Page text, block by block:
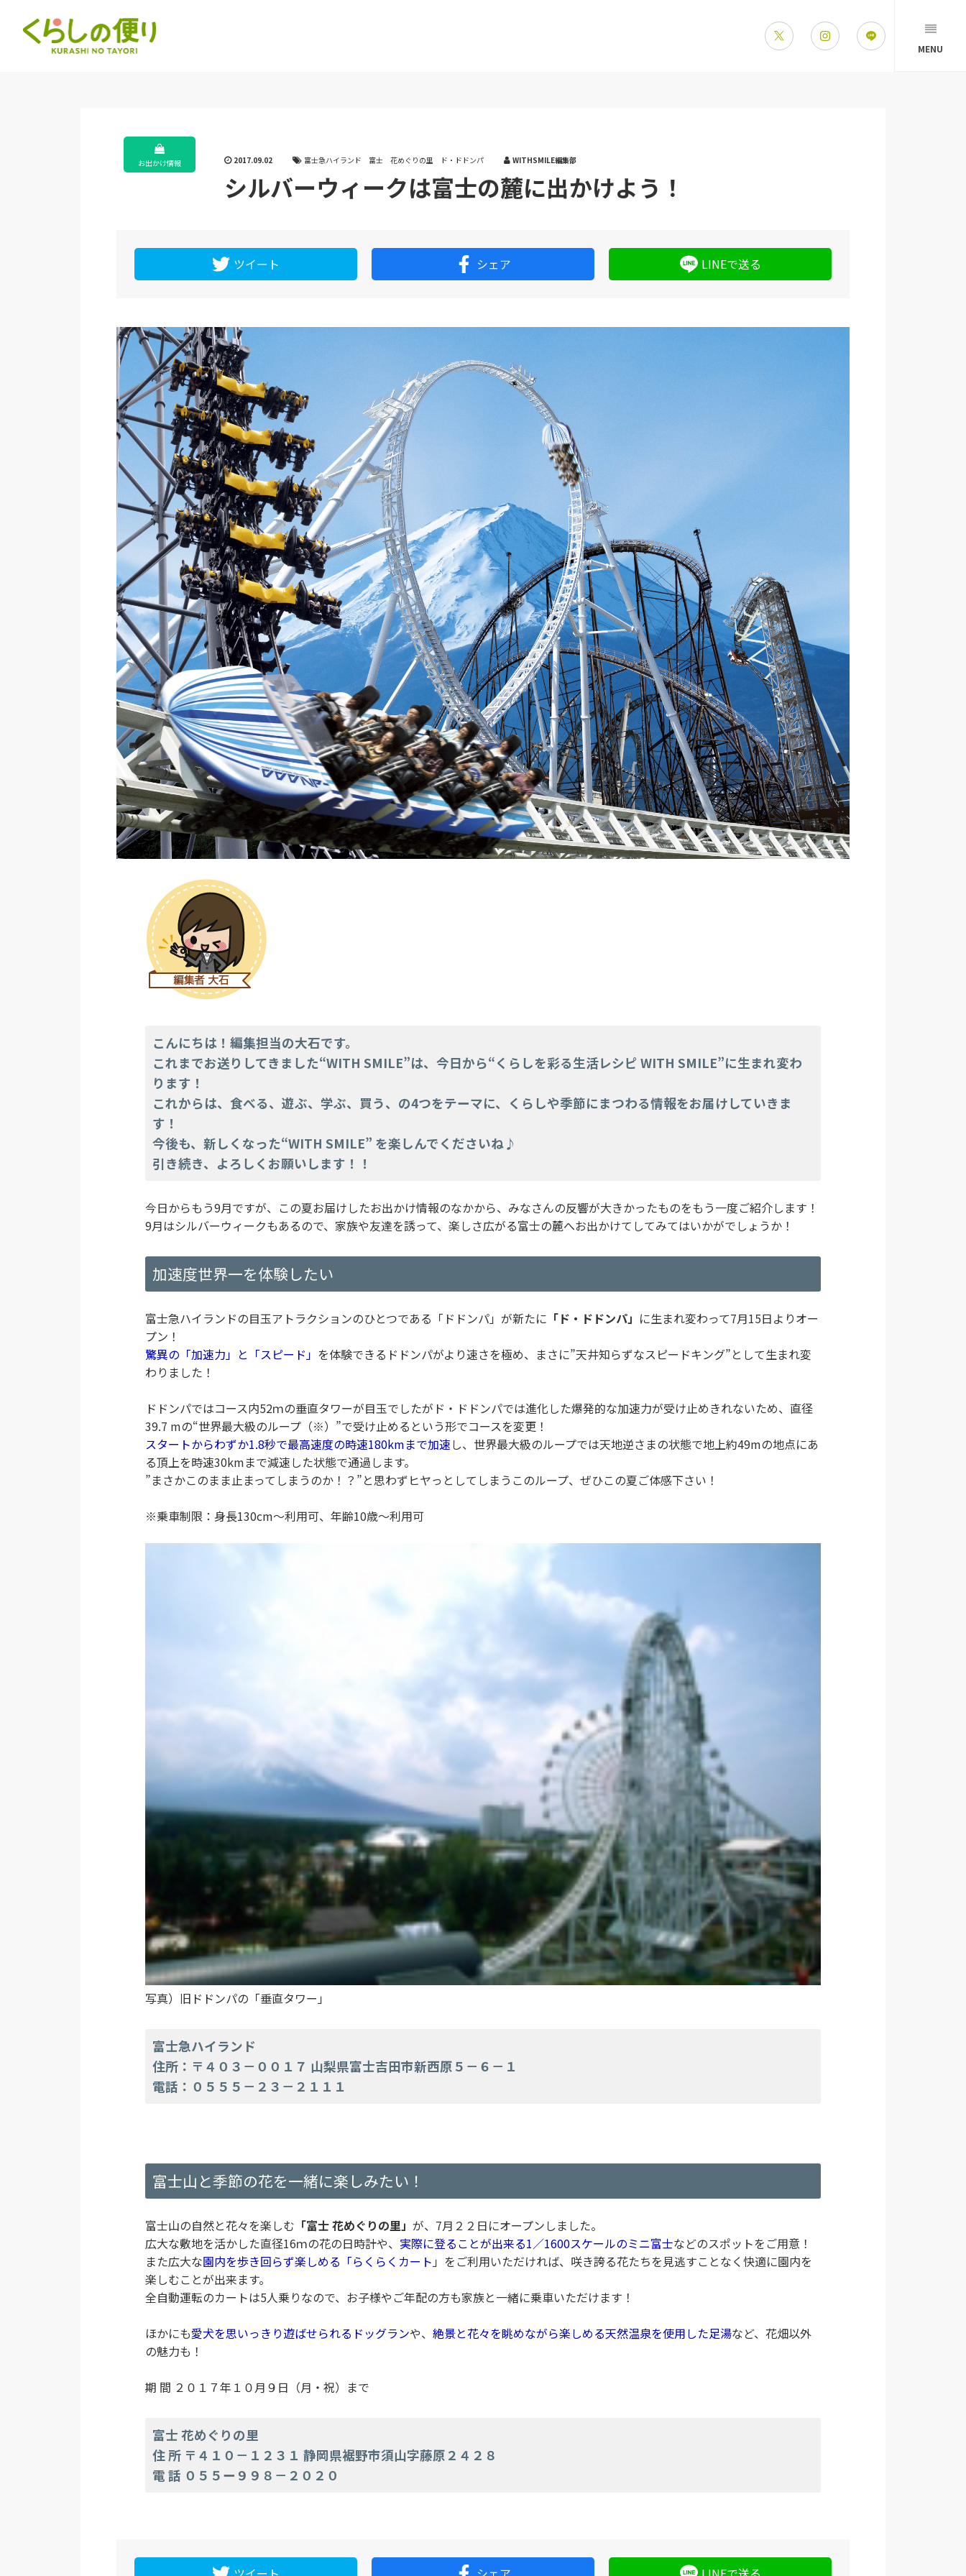
MENU
お出かけ情報 2017.09.02 富士急ハイランド 富士 花めぐりの里 ド・ドドンパ WITHSMILE編集部
シルバーウィークは富士の麓に出かけよう！
ツイート シェア LINEで送る
こんにちは！編集担当の大石です。
これまでお送りしてきました“WITH SMILE”は、今日から“くらしを彩る生活レシピ WITH SMILE”に生まれ変わ
ります！
これからは、食べる、遊ぶ、学ぶ、買う、の4つをテーマに、くらしや季節にまつわる情報をお届けしていきま
す！
今後も、新しくなった“WITH SMILE” を楽しんでくださいね♪
引き続き、よろしくお願いします！！
今日からもう9月ですが、この夏お届けしたお出かけ情報のなかから、みなさんの反響が大きかったものをもう一度ご紹介します！
9月はシルバーウィークもあるので、家族や友達を誘って、楽しさ広がる富士の麓へお出かけてしてみてはいかがでしょうか！
加速度世界一を体験したい
富士急ハイランドの目玉アトラクションのひとつである「ドドンパ」が新たに 「ド・ドドンパ」 に生まれ変わって7月15日よりオー
プン！
驚異の「加速力」と「スピード」 を体験できるドドンパがより速さを極め、まさに”天井知らずなスピードキング”として生まれ変
わりました！
ドドンパではコース内52ｍの垂直タワーが目玉でしたがド・ドドンパでは進化した爆発的な加速力が受け止めきれないため、直径
39.7 mの“世界最大級のループ（※）”で受け止めるという形でコースを変更！
スタートからわずか1.8秒で最高速度の時速180kmまで加速し、世界最大級のループでは天地逆さまの状態で地上約49mの地点にあ
る頂上を時速30kmまで減速した状態で通過します。
”まさかこのまま止まってしまうのか！？”と思わずヒヤっとしてしまうこのループ、ぜひこの夏ご体感下さい！
※乗車制限：身長130cm〜利用可、年齢10歳〜利用可
写真）旧ドドンパの「垂直タワー」
富士急ハイランド
住所：〒４０３－００１７ 山梨県富士吉田市新西原５－６－１
電話：０５５５－２３－２１１１
富士山と季節の花を一緒に楽しみたい！
富士山の自然と花々を楽しむ 「富士 花めぐりの里」 が、7月２２日にオープンしました。
広大な敷地を活かした直径16ｍの花の日時計や、 実際に登ることが出来る1／1600スケールのミニ富士などのスポットをご用意！
また広大な園内を歩き回らず楽しめる「らくらくカート 」をご利用いただければ、咲き誇る花たちを見逃すことなく快適に園内を
楽しむことが出来ます。
全自動運転のカートは5人乗りなので、お子様やご年配の方も家族と一緒に乗車いただけます！
ほかにも愛犬を思いっきり遊ばせられるドッグランや、 絶景と花々を眺めながら楽しめる天然温泉を使用した足湯など、花畑以外
の魅力も！
期 間 ２０１７年１０月９日（月・祝）まで
富士 花めぐりの里
住 所 〒４１０－１２３１ 静岡県裾野市須山字藤原２４２８
電 話 ０５５ー９９８－２０２０